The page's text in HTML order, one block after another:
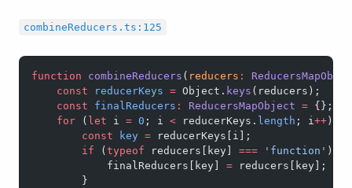
combineReducers.ts:125
function combineReducers ( reducers :
    const
reducerKeys = Object. keys (reducers);
    const
finalReducers : ReducersMapObject = {};
    for
( let i = 0 ; i < reducerKeys. length ; i++ ) {
        const
key = reducerKeys[i];
        if
(typeof reducers[key] === 'function' ) {
            finalReducers[key]
= reducers[key];
        }